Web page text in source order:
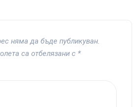
няма да бъде публикуван.
са отбелязани с *